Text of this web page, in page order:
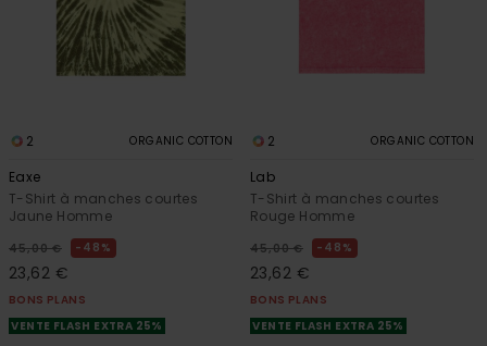
2 ORGANIC COTTON
Eaxe
T-Shirt à manches courtes
Jaune Homme
45,00 € 48%
23,62 €
BONS PLANS
VENTE FLASH EXTRA 25%
2 ORGANIC COTTON
Lab
T-Shirt à manches courtes
Rouge Homme
45,00 € 48%
23,62 €
BONS PLANS
VENTE FLASH EXTRA 25%